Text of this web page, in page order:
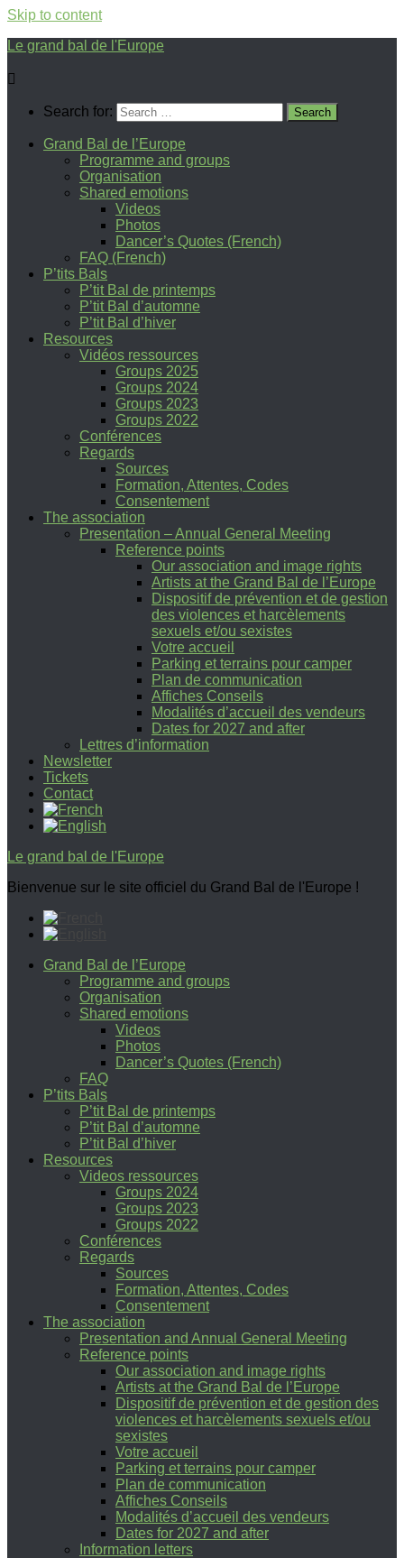
Skip to content
Le grand bal de l'Europe
Search for:
Grand Bal de l’Europe
Programme and groups
Organisation
Shared emotions
Videos
Photos
Dancer’s Quotes (French)
FAQ (French)
P’tits Bals
P’tit Bal de printemps
P’tit Bal d’automne
P’tit Bal d’hiver
Resources
Vidéos ressources
Groups 2025
Groups 2024
Groups 2023
Groups 2022
Conférences
Regards
Sources
Formation, Attentes, Codes
Consentement
The association
Presentation – Annual General Meeting
Reference points
Our association and image rights
Artists at the Grand Bal de l’Europe
Dispositif de prévention et de gestion
des violences et harcèlements
sexuels et/ou sexistes
Votre accueil
Parking et terrains pour camper
Plan de communication
Affiches Conseils
Modalités d’accueil des vendeurs
Dates for 2027 and after
Lettres d’information
Newsletter
Tickets
Contact
Le grand bal de l'Europe
Bienvenue sur le site officiel du Grand Bal de l'Europe !
Grand Bal de l’Europe
Programme and groups
Organisation
Shared emotions
Videos
Photos
Dancer’s Quotes (French)
FAQ
P’tits Bals
P’tit Bal de printemps
P’tit Bal d’automne
P’tit Bal d’hiver
Resources
Videos ressources
Groups 2024
Groups 2023
Groups 2022
Conférences
Regards
Sources
Formation, Attentes, Codes
Consentement
The association
Presentation and Annual General Meeting
Reference points
Our association and image rights
Artists at the Grand Bal de l’Europe
Dispositif de prévention et de gestion des
violences et harcèlements sexuels et/ou
sexistes
Votre accueil
Parking et terrains pour camper
Plan de communication
Affiches Conseils
Modalités d’accueil des vendeurs
Dates for 2027 and after
Information letters